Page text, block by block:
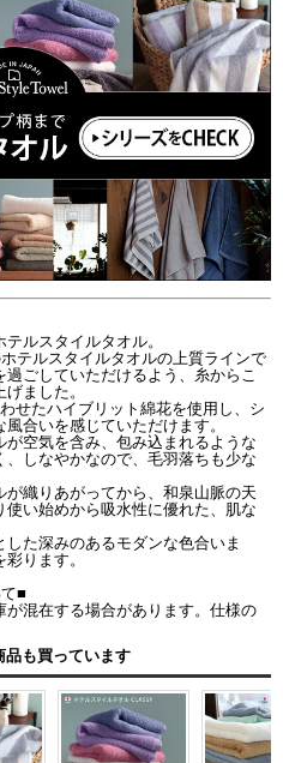
ルスタイルタオル。
テルスタイルタオルの上質ラインで
ごしていただけるよう、糸からこ
ました。
せたハイブリット綿花を使用し、シ
合いを感じていただけます。
空気を含み、包み込まれるような
しなやかなので、毛羽落ちも少な
織りあがってから、和泉山脈の天
い始めから吸水性に優れた、肌な
た深みのあるモダンな色合いま
ります。
■
混在する場合があります。仕様の
品も買っています